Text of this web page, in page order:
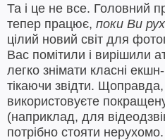
Та і це не все. Головний
тепер працює, поки Ви
цілий новий світ для
Вас помітили і вирішили
легко знімати класні
тікаючи звідти.
використовуєте
(наприклад, для
потрібно стояти нерухомо.